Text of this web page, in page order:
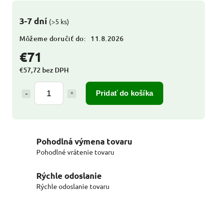
€71
€57,72 bez DPH
Pridať do košíka
3-7 dní (>5 ks)
Môžeme doručiť do: 11.8.2026
Pohodlná výmena tovaru
Pohodlné vrátenie tovaru
Rýchle odoslanie
Rýchle odoslanie tovaru